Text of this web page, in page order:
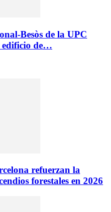
Besòs de la UPC
edificio de…
refuerzan la
forestales en 2026